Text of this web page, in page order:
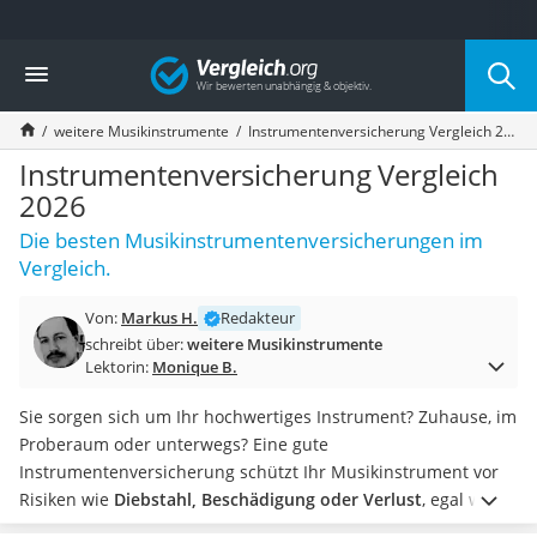
Die beliebtesten Vergleiche nach Kategorie
Freizeit & Sport
Gartentrampolin
Trampolin
Metalldetektor
Eufab-Fahrradträger
Trampolin 366 cm
Fahrradschloss
Aluminium-Koffer
Air Bike
E-Bike-Dreirad
Trekkingschuhe Herren
Reisetasche mit Rollen
Klimmzugstation
Koffer
Nachtsichtgerät
Faltschloss
Vergleich
weitere Musikinstrumente Instrumentenversicherung Vergleich 2026
Instrumentenversicherung Vergleich
2026
Die besten Musikinstrumentenversicherungen im
Vergleich.
Von: Markus H.
Redakteur
schreibt über:weitere Musikinstrumente
Lektorin: Monique B.
Sie sorgen sich um Ihr hochwertiges Instrument? Zuhause, im
Proberaum oder unterwegs? Eine gute
Instrumentenversicherung schützt Ihr Musikinstrument vor
Risiken wie Diebstahl, Beschädigung oder Verlust, egal wo
Sie sich befinden. Doch nicht immer lohnt sich eine